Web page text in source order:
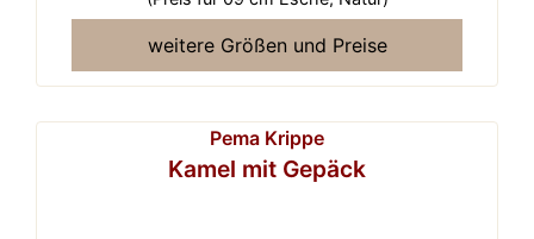
weitere Größen und Preise
Pema Krippe
Kamel mit Gepäck